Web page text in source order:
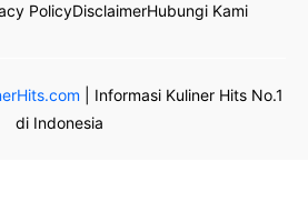
PolicyDisclaimerHubungi Kami
| Informasi Kuliner Hits No.1
di Indonesia